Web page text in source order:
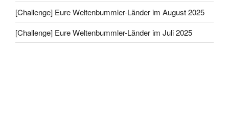
[Challenge] Eure Weltenbummler-Länder im August 2025
[Challenge] Eure Weltenbummler-Länder im Juli 2025